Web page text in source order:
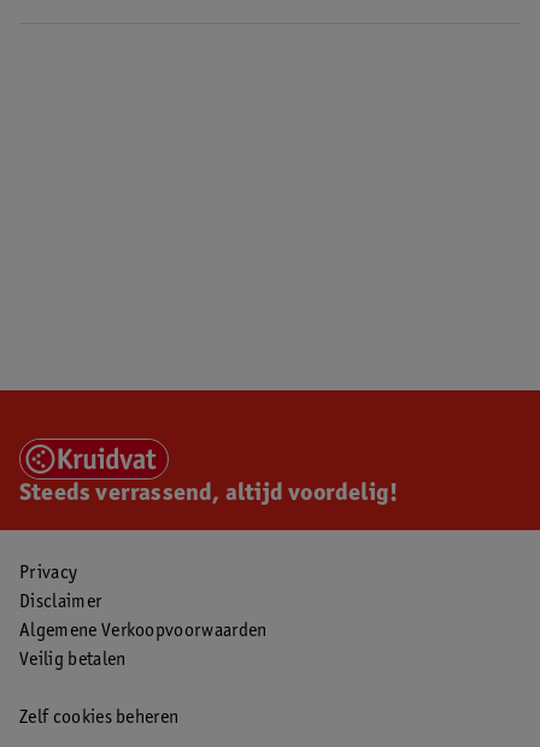
Steeds verrassend, altijd voordelig!
Privacy
Disclaimer
Algemene Verkoopvoorwaarden
Veilig betalen
Zelf cookies beheren